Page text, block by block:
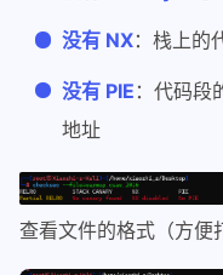
没有 NX：栈上的
没有 PIE ：代码段
地址
查看文件的格式（方便